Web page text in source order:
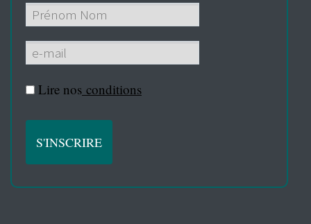
Lire nos conditions